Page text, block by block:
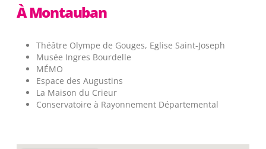
À Montauban
Théâtre Olympe de Gouges, Eglise Saint-Joseph
Musée Ingres Bourdelle
MÉMO
Espace des Augustins
La Maison du Crieur
Conservatoire à Rayonnement Départemental